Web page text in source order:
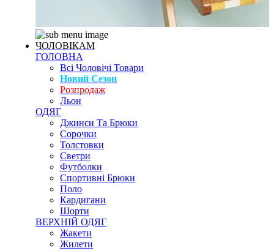
ЧОЛОВІКАМ
ГОЛОВНА
Всі Чоловічі Товари
Новий Сезон
Розпродаж
Льон
ОДЯГ
Джинси Та Брюки
Сорочки
Толстовки
Светри
Футболки
Спортивні Брюки
Поло
Кардигани
Шорти
ВЕРХНІЙ ОДЯГ
Жакети
Жилети